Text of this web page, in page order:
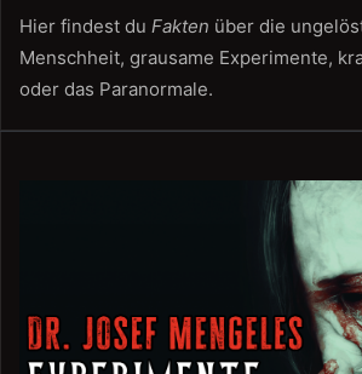
Hier findest du Fakten über die
Menschheit, grausame Experimente,
oder das Paranormale.